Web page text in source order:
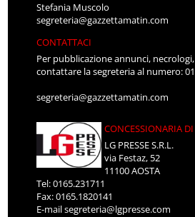
Stefania Muscolo
segreteria@gazzettamatin.com
CONTATTACI
Per pubblicazione annunci,
contattare la segreteria al numero:
segreteria@gazzettamatin.com
CONCESSIONARIA
LG PRESSE S.R.L.
via Festaz, 52
11100 AOSTA
Tel: 0165.231711
Fax: 0165.1820141
E-mailsegreteria@lgpresse.com